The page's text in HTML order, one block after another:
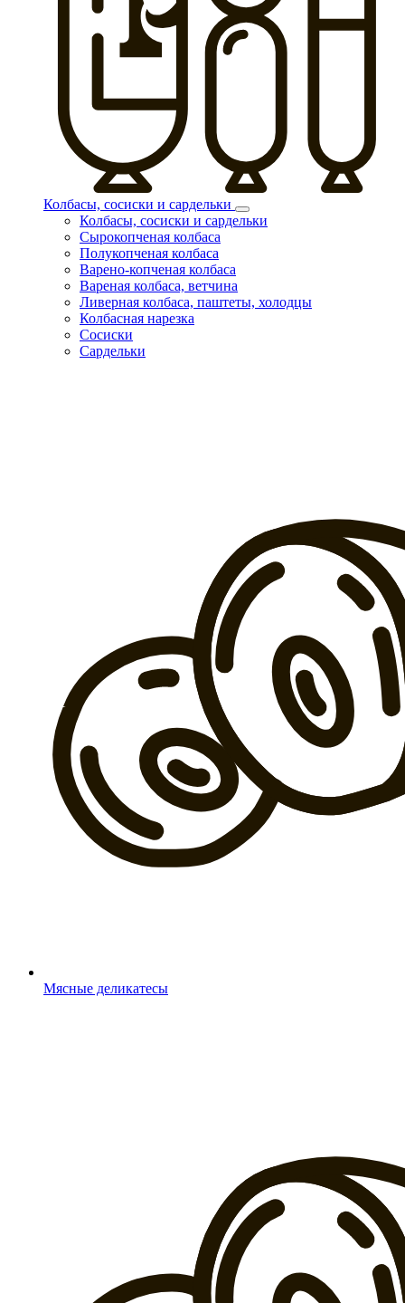
Колбасы, сосиски и сардельки
Колбасы, сосиски и сардельки
Сырокопченая колбаса
Полукопченая колбаса
Варено-копченая колбаса
Вареная колбаса, ветчина
Ливерная колбаса, паштеты, холодцы
Колбасная нарезка
Сосиски
Сардельки
Мясные деликатесы